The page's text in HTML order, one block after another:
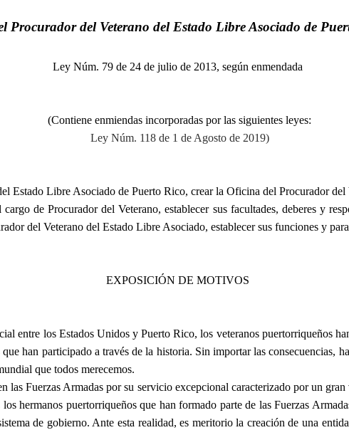
Procurador del Veterano del Estado Libre Asociado de
Ley Núm. 79 de 24 de julio de 2013, según enmendada
(Contiene enmiendas incorporadas por las siguientes leyes:
Ley Núm. 118 de 1 de Agosto de 2019)
Estado Libre Asociado de Puerto Rico, crear la Oficina del Procurador
de Procurador del Veterano, establecer sus facultades, deberes y
del Veterano del Estado Libre Asociado, establecer sus funciones y
EXPOSICIÓN DE MOTIVOS
entre los Estados Unidos y Puerto Rico, los veteranos puertorriqueños
han participado a través de la historia. Sin importar las consecuencias,
que todos merecemos.
las Fuerzas Armadas por su servicio excepcional caracterizado por un
hermanos puertorriqueños que han formado parte de las Fuerzas
de gobierno. Ante esta realidad, es meritorio la creación de una